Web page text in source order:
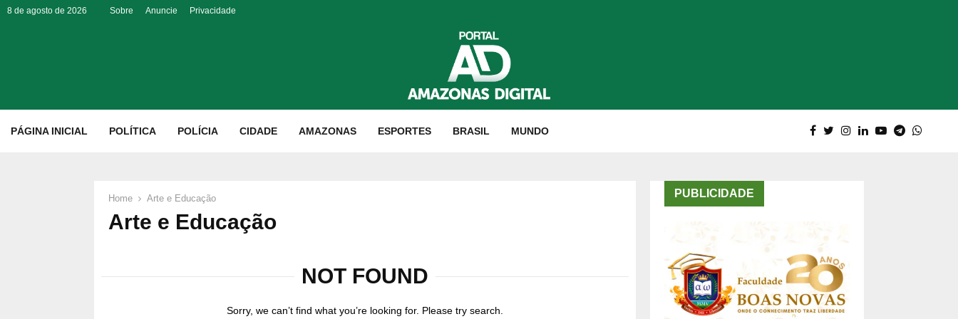
8 de agosto de 2026 Sobre Anuncie Privacidade
PÁGINA INICIAL POLÍTICA POLÍCIA CIDADE AMAZONAS ESPORTES BRASIL MUNDO
Home Arte e Educação
Arte e Educação
NOT FOUND
Sorry, we can’t find what you’re looking for. Please try search.
PUBLICIDADE